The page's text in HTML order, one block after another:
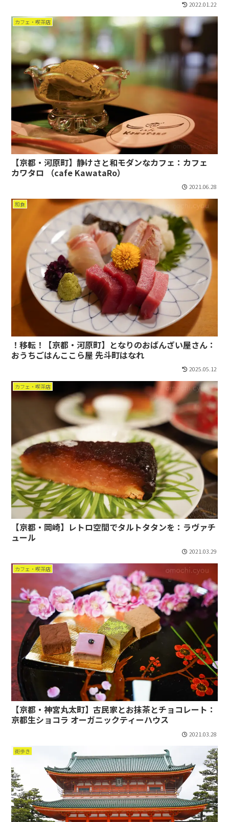
2022.01.22
カフェ・喫茶店
【京都・河原町】静けさと和モダンなカフェ：カフェ
カワタロ （cafe KawataRo）
2021.06.28
和食
！移転！【京都・河原町】となりのおばんざい屋さん：
おうちごはんここら屋 先斗町はなれ
2025.05.12
カフェ・喫茶店
【京都・岡崎】レトロ空間でタルトタタンを：ラヴァチ
ュール
2021.03.29
カフェ・喫茶店
【京都・神宮丸太町】古民家とお抹茶とチョコレート：
京都生ショコラ オーガニックティーハウス
2021.03.28
街歩き